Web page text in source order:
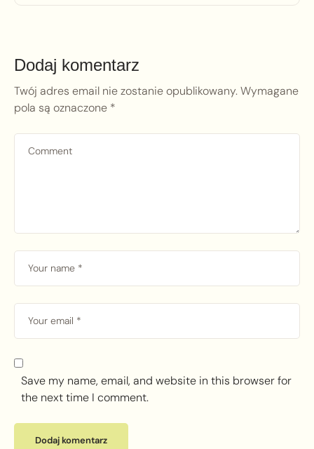
Dodaj komentarz
Twój adres email nie zostanie opublikowany.Wymagane
pola są oznaczone *
Save my name, email, and website in this browser for
the next time I comment.